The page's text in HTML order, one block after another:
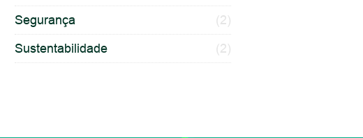
Segurança
(2)
Sustentabilidade
(2)